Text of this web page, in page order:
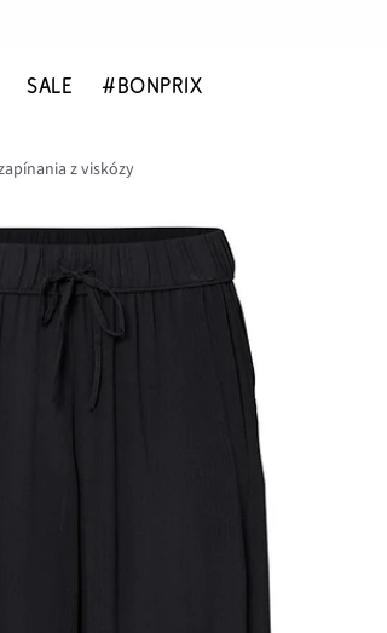
SALE #BONPRIX
z viskózy